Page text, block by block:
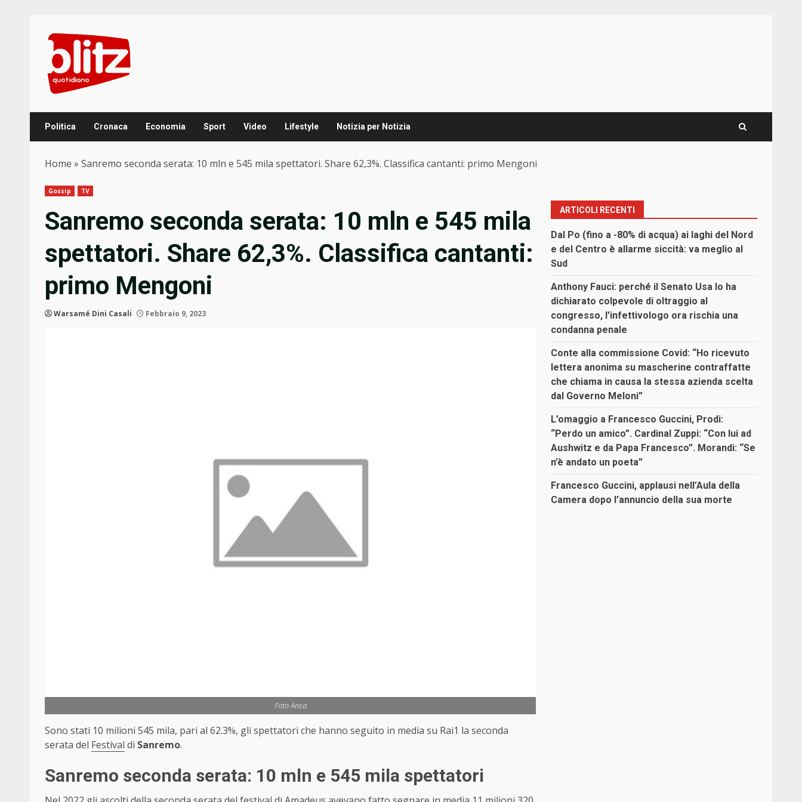
content
Politica Cronaca Economia Sport Video Lifestyle Notizia per Notizia
Home » Sanremo seconda serata: 10 mln e 545 mila spettatori. Share 62,3%. Classifica cantanti: primo Mengoni
Gossip TV
Sanremo seconda serata: 10 mln e 545 mila
spettatori. Share 62,3%. Classifica cantanti:
primo Mengoni
Warsamé Dini Casali Febbraio 9, 2023
Foto Ansa
Sono stati 10 milioni 545 mila, pari al 62.3%, gli spettatori che hanno seguito in media su Rai1 la seconda
serata del Festival di Sanremo.
Sanremo seconda serata: 10 mln e 545 mila spettatori
ARTICOLI RECENTI
Dal Po (fino a -80% di acqua) ai laghi del Nord
e del Centro è allarme siccità: va meglio al
Sud
Anthony Fauci: perché il Senato Usa lo ha
dichiarato colpevole di oltraggio al
congresso, l’infettivologo ora rischia una
condanna penale
Conte alla commissione Covid: “Ho ricevuto
lettera anonima su mascherine contraffatte
che chiama in causa la stessa azienda scelta
dal Governo Meloni”
L’omaggio a Francesco Guccini, Prodi:
“Perdo un amico”. Cardinal Zuppi: “Con lui ad
Aushwitz e da Papa Francesco”. Morandi: “Se
n’è andato un poeta”
Francesco Guccini, applausi nell’Aula della
Camera dopo l’annuncio della sua morte